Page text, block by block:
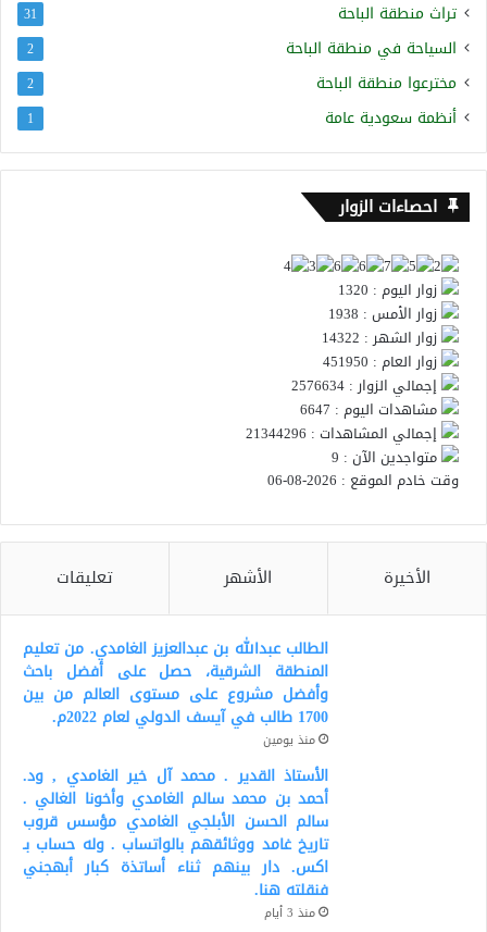
تراث منطقة الباحة 31
السياحة في منطقة الباحة 2
مخترعوا منطقة الباحة 2
أنظمة سعودية عامة 1
احصاءات الزوار
زوار اليوم : 1320
زوار الأمس : 1938
زوار الشهر : 14322
زوار العام : 451950
إجمالي الزوار : 2576634
مشاهدات اليوم : 6647
إجمالي المشاهدات : 21344296
متواجدين الآن : 9
وقت خادم الموقع : 2026-08-06
الأخيرة الأشهر تعليقات
الطالب عبدالله بن عبدالعزيز الغامدي. من تعليم
المنطقة الشرقية، حصل على أفضل باحث
وأفضل مشروع على مستوى العالم من بين
1700 طالب في آيسف الدولي لعام 2022م.
منذ يومين
الأستاذ القدير . محمد آل خير الغامدي , ود.
أحمد بن محمد سالم الغامدي وأخونا الغالي .
سالم الحسن الأبلجي الغامدي مؤسس قروب
تاريخ غامد ووثائقهم بالواتساب . وله حساب بـ
اكس. دار بينهم ثناء أساتذة كبار أبهجني
فنقلته هنا.
منذ 3 أيام